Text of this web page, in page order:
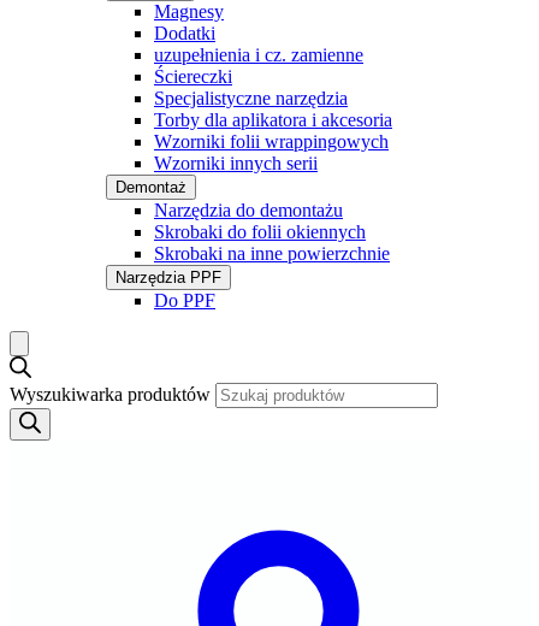
Magnesy
Dodatki
uzupełnienia i cz. zamienne
Ściereczki
Specjalistyczne narzędzia
Torby dla aplikatora i akcesoria
Wzorniki folii wrappingowych
Wzorniki innych serii
Demontaż
Narzędzia do demontażu
Skrobaki do folii okiennych
Skrobaki na inne powierzchnie
Narzędzia PPF
Do PPF
Wyszukiwarka produktów